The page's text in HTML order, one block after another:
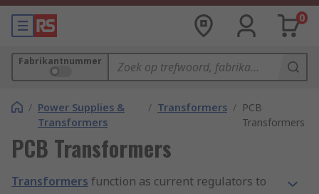
0
Fabrikantnummer
/ Power Supplies &
Transformers
/ Transformers / PCB
Transformers
PCB Transformers
Transformers function as current regulators to